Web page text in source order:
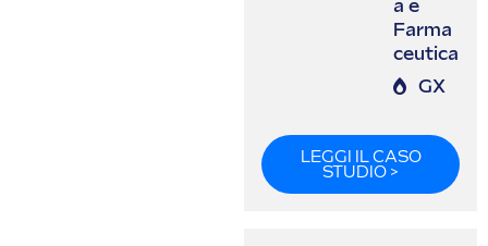
a e
Farma
ceutica
GX
LEGGI IL CASO
STUDIO >